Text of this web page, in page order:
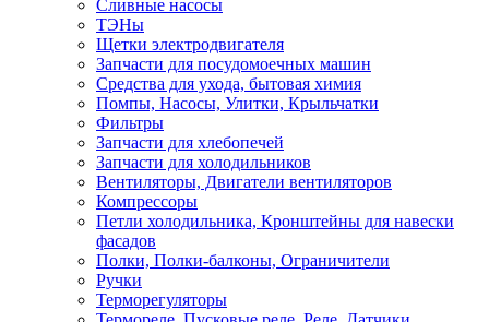
Сливные насосы
ТЭНы
Щетки электродвигателя
Запчасти для посудомоечных машин
Средства для ухода, бытовая химия
Помпы, Насосы, Улитки, Крыльчатки
Фильтры
Запчасти для хлебопечей
Запчасти для холодильников
Вентиляторы, Двигатели вентиляторов
Компрессоры
Петли холодильника, Кронштейны для навески
фасадов
Полки, Полки-балконы, Ограничители
Ручки
Терморегуляторы